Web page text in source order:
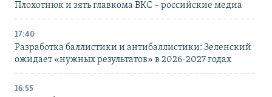
Плохотнюк и зять главкома ВКС – российские медиа
17:40
Разработка баллистики и антибаллистики: Зеленский
ожидает «нужных результатов» в 2026-2027 годах
16:55